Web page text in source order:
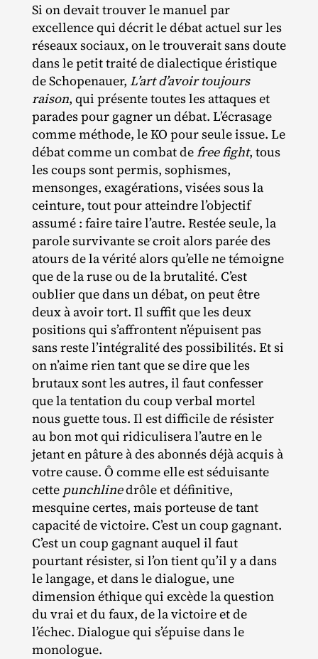
Si on devait trouver le manuel par
excellence qui décrit le débat actuel sur les
réseaux sociaux, on le trouverait sans doute
dans le petit traité de dialectique éristique
de Schopenauer, L’art d’avoir toujours
raison, qui présente toutes les attaques et
parades pour gagner un débat. L’écrasage
comme méthode, le KO pour seule issue. Le
débat comme un combat defree fight, tous
les coups sont permis, sophismes,
mensonges, exagérations, visées sous la
ceinture, tout pour atteindre l’objectif
assumé : faire taire l’autre. Restée seule, la
parole survivante se croit alors parée des
atours de la vérité alors qu’elle ne témoigne
que de la ruse ou de la brutalité. C’est
oublier que dans un débat, on peut être
deux à avoir tort. Il suffit que les deux
positions qui s’affrontent n’épuisent pas
sans reste l’intégralité des possibilités. Et si
on n’aime rien tant que se dire que les
brutaux sont les autres, il faut confesser
que la tentation du coup verbal mortel
nous guette tous. Il est difficile de résister
au bon mot qui ridiculisera l’autre en le
jetant en pâture à des abonnés déjà acquis à
votre cause. Ô comme elle est séduisante
cette punchlinedrôle et définitive,
mesquine certes, mais porteuse de tant
capacité de victoire. C’est un coup gagnant.
C’est un coup gagnant auquel il faut
pourtant résister, si l’on tient qu’il y a dans
le langage, et dans le dialogue, une
dimension éthique qui excède la question
du vrai et du faux, de la victoire et de
l’échec. Dialogue qui s’épuise dans le
monologue.